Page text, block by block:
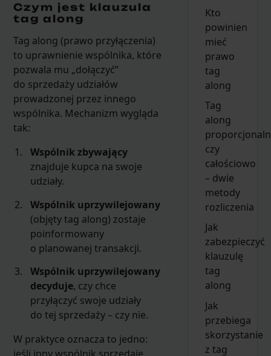
Czym jest klauzula
tag along
Tag along (prawo przyłączenia)
to uprawnienie wspólnika, które
pozwala mu „dołączyć”
do sprzedaży udziałów
prowadzonej przez innego
wspólnika. Mechanizm wygląda
tak:
Wspólnik zbywający
znajduje kupca na swoje
udziały.
Wspólnik uprzywilejowany
(objęty tag along) zostaje
poinformowany
o planowanej transakcji.
Wspólnik uprzywilejowany
decyduje, czy chce
przyłączyć swoje udziały
do tej sprzedaży – czy nie.
W praktyce oznacza to jedno:
Kto
powinien
mieć
prawo
tag
along
Tag
along
czy
całościowo
– dwie
metody
rozliczenia
Jak
zabezpieczyć
klauzulę
tag
along
Jak
przebiega
skorzystanie
z tag